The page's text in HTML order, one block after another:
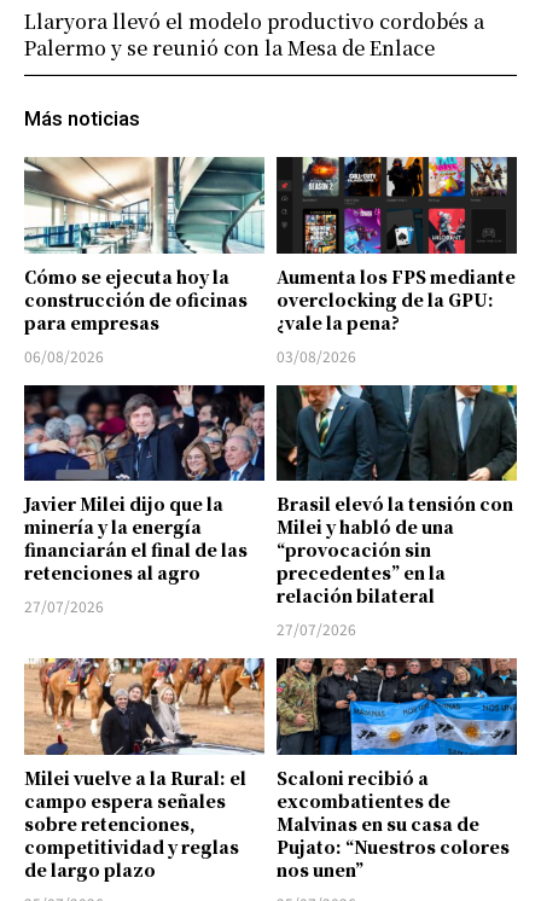
Más noticias
Cómo se ejecuta hoy la
construcción de oficinas
para empresas
06/08/2026
Aumenta los FPS mediante
overclocking de la GPU:
¿vale la pena?
03/08/2026
Javier Milei dijo que la
minería y la energía
financiarán el final de las
retenciones al agro
27/07/2026
Brasil elevó la tensión con
Milei y habló de una
“provocación sin
precedentes” en la
relación bilateral
27/07/2026
Milei vuelve a la Rural: el
campo espera señales
sobre retenciones,
competitividad y reglas
de largo plazo
Scaloni recibió a
excombatientes de
Malvinas en su casa de
Pujato: “Nuestros colores
nos unen”
Llaryora llevó el modelo productivo cordobés a
Palermo y se reunió con la Mesa de Enlace